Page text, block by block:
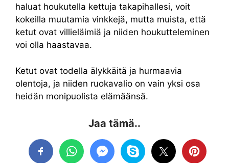
haluat houkutella kettuja takapihallesi, voit
kokeilla muutamia vinkkejä, mutta muista, että
ketut ovat villieläimiä ja niiden houkutteleminen
voi olla haastavaa.
Ketut ovat todella älykkäitä ja hurmaavia
olentoja, ja niiden ruokavalio on vain yksi osa
heidän monipuolista elämäänsä.
Jaa tämä..